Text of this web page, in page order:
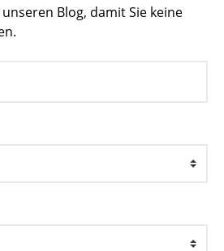
Blog, damit Sie keine